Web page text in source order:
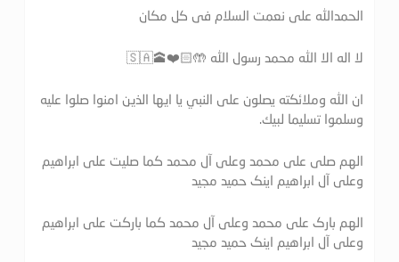
الحمدالله علی نعمت السلام فی کل مکان
لا اله الا الله محمد رسول الله 🤲🏻❤️🕋🇸🇦
ان الله وملائكته يصلون على النبي يا ايها الذين امنوا صلوا عليه
وسلموا تسليما لبيك.
الهم صلی علی محمد وعلی آل محمد کما صلیت علی ابراهیم
وعلی آل ابراهیم اینک حمید مجید
الهم بارک علی محمد وعلی آل محمد کما بارکت علی ابراهیم
وعلی آل ابراهیم اینک حمید مجید